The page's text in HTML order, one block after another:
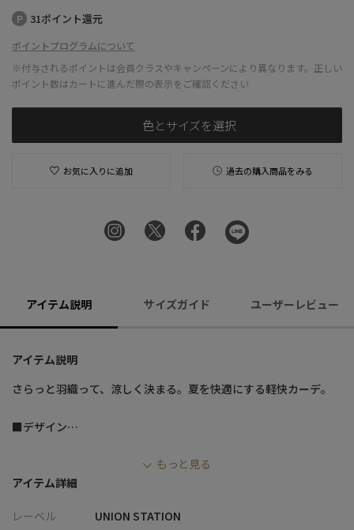
31ポイント還元
ポイントプログラムについて
※付与されるポイントは会員クラスやキャンペーンにより異なります。正しい
ポイント数はカートに進んだ際の表示をご確認ください
色とサイズを選択
お気に入りに追加 過去の購入商品をみる
アイテム説明 サイズガイド ユーザーレビュー
アイテム説明
さらっと羽織って、涼しく決まる。夏を快適にする軽快カーデ。
■デザイン
・ほんのり透けるシアー素材が、夏らしい軽やかさと抜け感を演
・凹凸感のある生地で肌離れが良く、ベタつきにくい快適な着心
もっと見る
アイテム詳細
レーベル
UNION STATION